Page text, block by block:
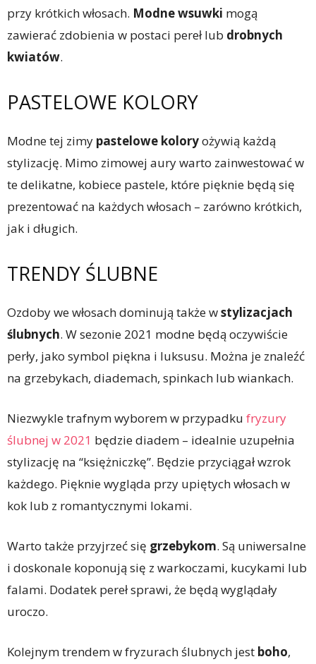
przy krótkich włosach. Modne wsuwki mogą
zawierać zdobienia w postaci pereł lub drobnych
kwiatów.
PASTELOWE KOLORY
Modne tej zimy pastelowe koloryożywią każdą
stylizację. Mimo zimowej aury warto zainwestować w
te delikatne, kobiece pastele, które pięknie będą się
prezentować na każdych włosach – zarówno krótkich,
jak i długich.
TRENDY ŚLUBNE
Ozdoby we włosach dominują także wstylizacjach
ślubnych. W sezonie 2021 modne będą oczywiście
perły, jako symbol piękna i luksusu. Można je znaleźć
na grzebykach, diademach, spinkach lub wiankach.
Niezwykle trafnym wyborem w przypadku fryzury
ślubnej w 2021 będzie diadem – idealnie uzupełnia
stylizację na “księżniczkę”. Będzie przyciągał wzrok
każdego. Pięknie wygląda przy upiętych włosach w
kok lub z romantycznymi lokami.
Warto także przyjrzeć się grzebykom. Są uniwersalne
i doskonale koponują się z warkoczami, kucykami lub
falami. Dodatek pereł sprawi, że będą wyglądały
uroczo.
Kolejnym trendem w fryzurach ślubnych jest boho,